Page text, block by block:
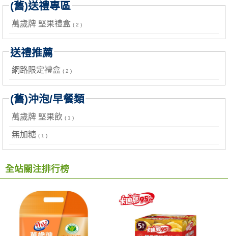
(舊)送禮專區
萬歲牌 堅果禮盒 ( 2 )
送禮推薦
網路限定禮盒 ( 2 )
(舊)沖泡/早餐類
萬歲牌 堅果飲 ( 1 )
無加糖 ( 1 )
全站關注排行榜